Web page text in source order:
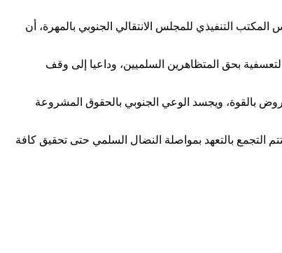
التنفيذي للمجلس الانتقالي الجنوبي بالمهرة، أن
بحق المتظاهرين السلميين، وداعيا إلى وقف
بالقوة، ويجسد الوعي الجنوبي بالحقوق المشروعة
التجمع بالتعهد بمواصلة النضال السلمي حتى تحقيق كافة